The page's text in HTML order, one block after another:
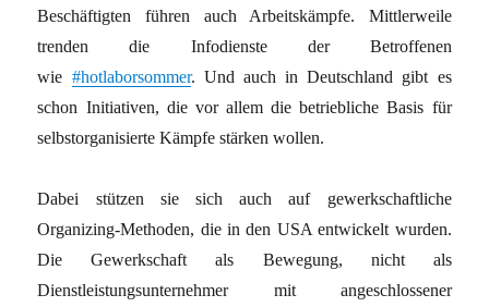
Beschäftigten führen auch Arbeitskämpfe. Mittlerweile
trenden die Infodienste der Betroffenen
wie #hotlaborsommer. Und auch in Deutschland gibt es
schon Initiativen, die vor allem die betriebliche Basis für
selbstorganisierte Kämpfe stärken wollen.
Dabei stützen sie sich auch auf gewerkschaftliche
Organizing-Methoden, die in den USA entwickelt wurden.
Die Gewerkschaft als Bewegung, nicht als
Dienstleistungsunternehmer mit angeschlossener